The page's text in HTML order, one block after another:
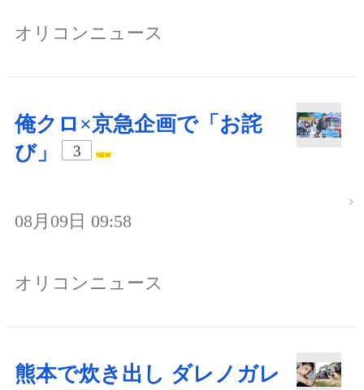
オリコンニュース
俺クロ×京急企画で「お詫
び」
3
08月09日 09:58
オリコンニュース
熊本で炊き出し ダレノガレ